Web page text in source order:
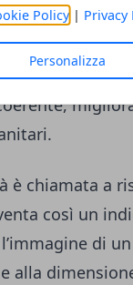
Policy| Privacy
Personalizza
di
di
è chiamata a
così un
di
alla